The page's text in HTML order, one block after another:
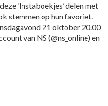
‘Instaboekjes’ delen met
stemmen op hun favoriet.
21 oktober 20.00
van NS (@ns_online) en